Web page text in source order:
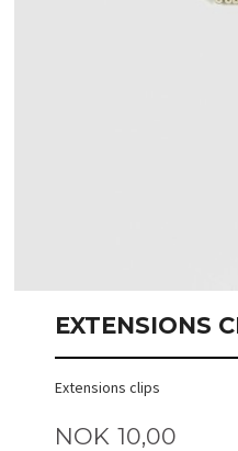
EXTENSIONS
Extensions clips
Pris
NOK 10,00